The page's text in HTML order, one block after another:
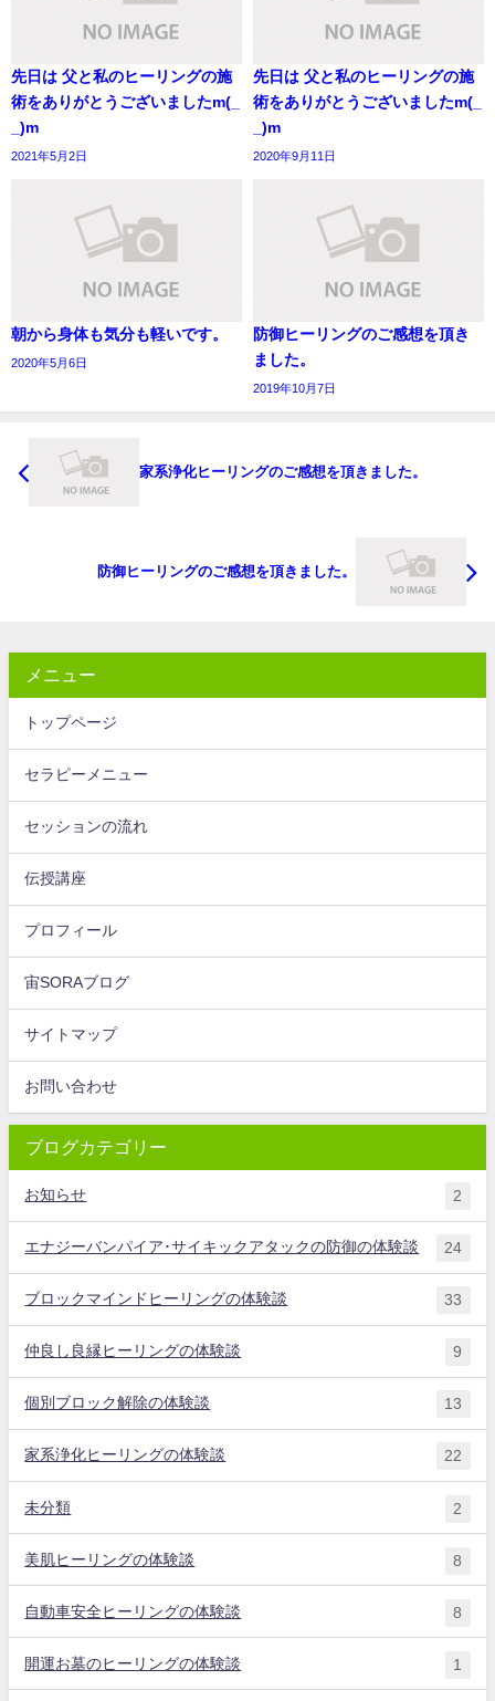
先日は 父と私のヒーリングの施
術をありがとうございましたm(_
_)m
2021年5月2日
先日は 父と私のヒーリングの施
術をありがとうございましたm(_
_)m
2020年9月11日
朝から身体も気分も軽いです。
2020年5月6日
防御ヒーリングのご感想を頂き
ました。
2019年10月7日
家系浄化ヒーリングのご感想を頂きました。
防御ヒーリングのご感想を頂きました。
メニュー
トップページ
セラピーメニュー
セッションの流れ
伝授講座
プロフィール
宙SORAブログ
サイトマップ
お問い合わせ
ブログカテゴリー
お知らせ 2
エナジーバンパイア･サイキックアタックの防御の体験談 24
ブロックマインドヒーリングの体験談 33
仲良し良縁ヒーリングの体験談 9
個別ブロック解除の体験談 13
家系浄化ヒーリングの体験談 22
未分類 2
美肌ヒーリングの体験談 8
自動車安全ヒーリングの体験談 8
開運お墓のヒーリングの体験談 1